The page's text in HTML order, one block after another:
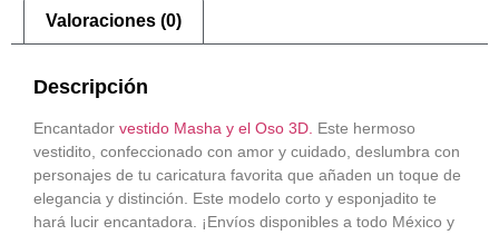
Valoraciones (0)
Descripción
Encantador vestido Masha y el Oso 3D. Este hermoso
vestidito, confeccionado con amor y cuidado, deslumbra con
personajes de tu caricatura favorita que añaden un toque de
elegancia y distinción. Este modelo corto y esponjadito te
hará lucir encantadora. ¡Envíos disponibles a todo México y